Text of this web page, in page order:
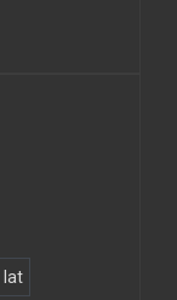
lat